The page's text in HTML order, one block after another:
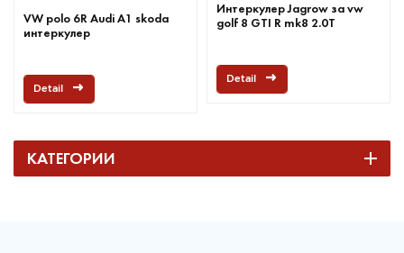
VW polo 6R Audi A1 skoda
интеркулер
Detail
Интеркулер Jagrow за vw
golf 8 GTI R mk8 2.0T
Detail
КАТЕГОРИИ